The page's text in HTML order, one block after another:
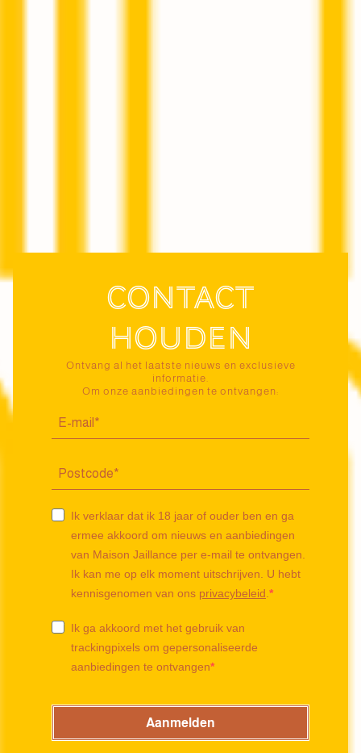
Contact
houden
Ontvang al het laatste nieuws en exclusieve
informatie.
Om onze aanbiedingen te ontvangen:
Ik verklaar dat ik 18 jaar of ouder ben en ga
ermee akkoord om nieuws en aanbiedingen
van Maison Jaillance per e-mail te ontvangen.
Ik kan me op elk moment uitschrijven. U hebt
kennisgenomen van ons privacybeleid
Ik ga akkoord met het gebruik van
trackingpixels om gepersonaliseerde
aanbiedingen te ontvangen
Aanmelden